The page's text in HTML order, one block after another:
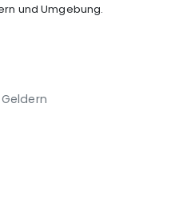
und Umgebung.